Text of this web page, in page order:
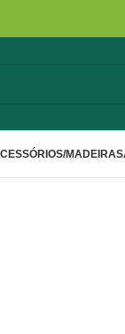
MADEIRA